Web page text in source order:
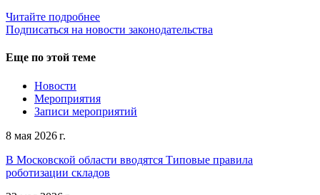
Читайте подробнее
Подписаться на новости законодательства
Еще по этой теме
Новости
Мероприятия
Записи мероприятий
8 мая 2026 г.
В Московской области вводятся Типовые правила
роботизации складов